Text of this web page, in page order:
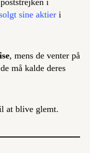
i
sine aktier i
, mens de venter på
må kalde deres
at blive glemt.